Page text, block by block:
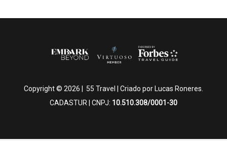
Copyright © 2026 | 55 Travel | Criado por Lucas Roneres.
CADASTUR | CNPJ: 10.510.308/0001-30